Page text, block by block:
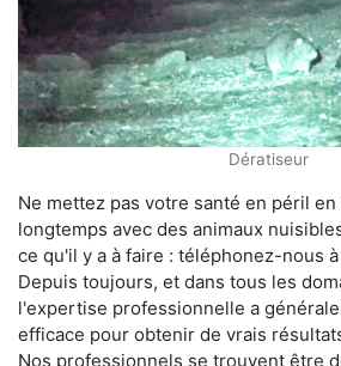
Dératiseur
Ne mettez pas votre santé en péril
longtemps avec des animaux
ce qu'il y a à faire : téléphonez-nous
Depuis toujours, et dans tous les
l'expertise professionnelle a
efficace pour obtenir de vrais
Nos professionnels se trouvent être